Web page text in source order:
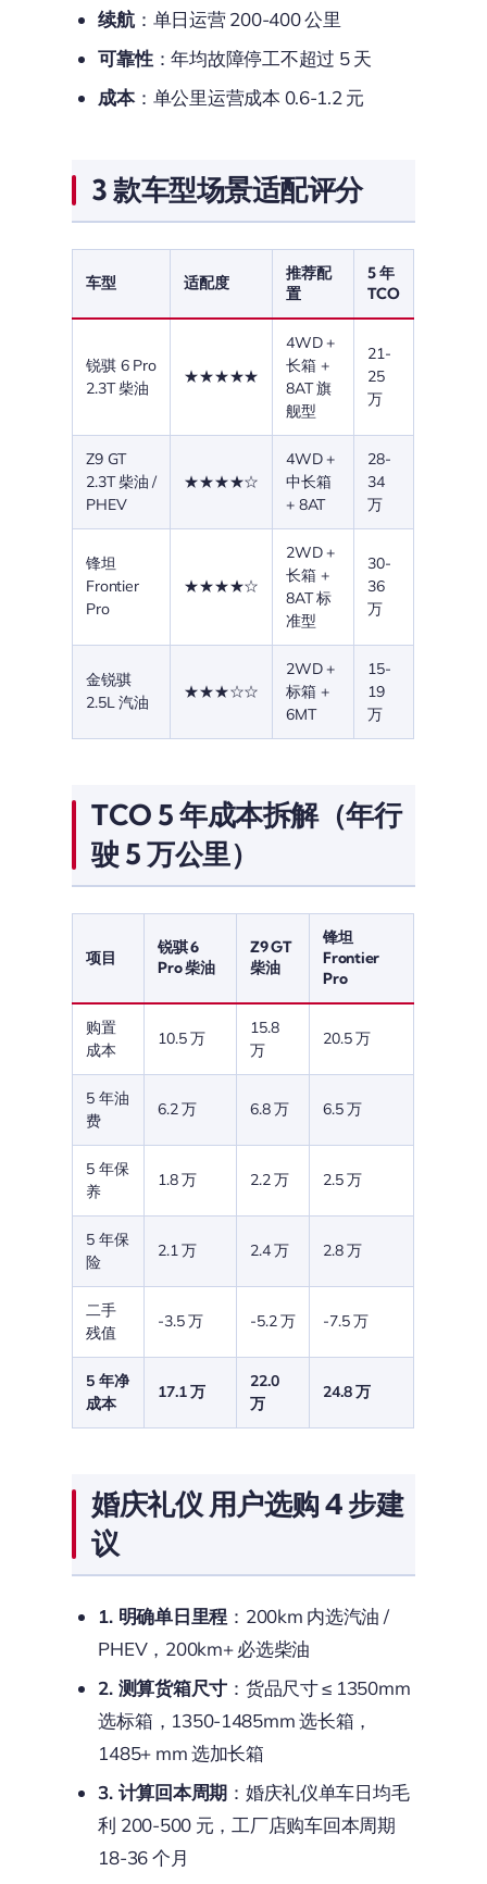
续航：单日运营 200-400 公里
可靠性：年均故障停工不超过 5 天
成本：单公里运营成本 0.6-1.2 元
3 款车型场景适配评分
车型 适配度
推荐配
置
5 年
TCO
锐骐 6 Pro
2.3T 柴油
★★★★★
4WD +
长箱 +
8AT 旗
舰型
21-
25
万
Z9 GT
2.3T 柴油 /
PHEV
★★★★☆
4WD +
中长箱
+ 8AT
28-
34
万
锋坦
Frontier
Pro
★★★★☆
2WD +
长箱 +
8AT 标
准型
30-
36
万
金锐骐
2.5L 汽油
★★★☆☆
2WD +
标箱 +
6MT
15-
19
万
TCO 5 年成本拆解（年行
驶 5 万公里）
项目
锐骐 6
Pro 柴油
Z9 GT
柴油
锋坦
Frontier
Pro
购置
成本
10.5 万
15.8
万
20.5 万
5 年油
费
6.2 万 6.8 万 6.5 万
5 年保
养
1.8 万 2.2 万 2.5 万
5 年保
险
2.1 万 2.4 万 2.8 万
二手
残值
-3.5 万 -5.2 万 -7.5 万
5 年净
成本
17.1 万
22.0
万
24.8 万
婚庆礼仪 用户选购 4 步建
议
1. 明确单日里程 ：200km 内选汽油 /
PHEV，200km+ 必选柴油
2. 测算货箱尺寸 ：货品尺寸 ≤ 1350mm
选标箱，1350-1485mm 选长箱，
1485+ mm 选加长箱
3. 计算回本周期 ：婚庆礼仪单车日均毛
利 200-500 元，工厂店购车回本周期
18-36 个月